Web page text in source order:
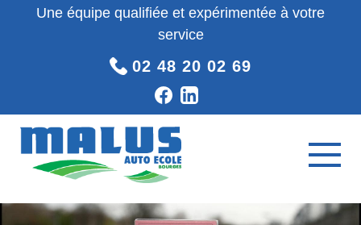
Une équipe qualifiée et expérimentée à votre
service
02 48 20 02 69